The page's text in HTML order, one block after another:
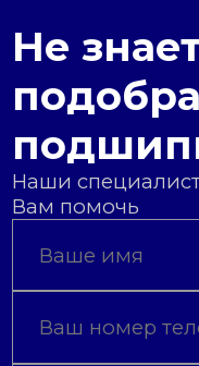
Не
Наши
Вам помочь